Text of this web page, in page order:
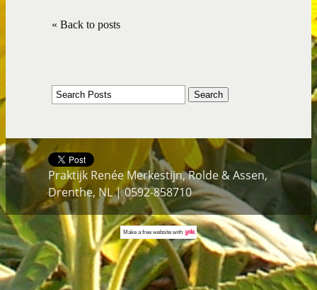
« Back to posts
Praktijk Renée Merkestijn, Rolde & Assen,
Drenthe, NL | 0592-858710
Make a free websitewith